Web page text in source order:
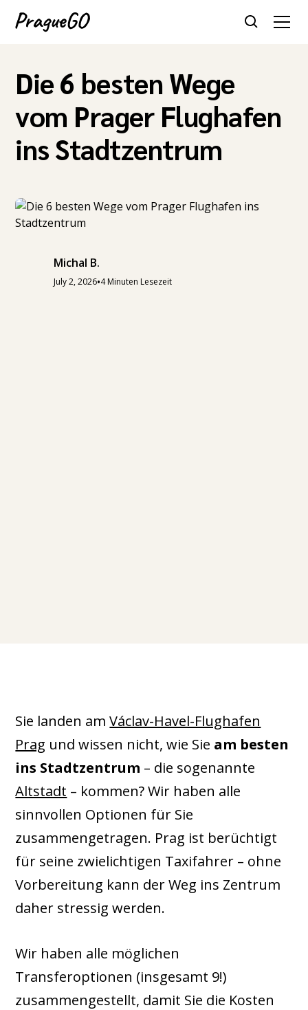
Die 6 besten Wege
vom Prager Flughafen
ins Stadtzentrum
Michal B.
July 2, 2026•4 Minuten Lesezeit
Sie landen amVáclav-Havel-Flughafen
Prag und wissen nicht, wie Sie am besten
ins Stadtzentrum – die sogenannte
Altstadt – kommen? Wir haben alle
sinnvollen Optionen für Sie
zusammengetragen. Prag ist berüchtigt
für seine zwielichtigen Taxifahrer – ohne
Vorbereitung kann der Weg ins Zentrum
daher stressig werden.
Wir haben alle möglichen
Transferoptionen (insgesamt 9!)
zusammengestellt, damit Sie die Kosten